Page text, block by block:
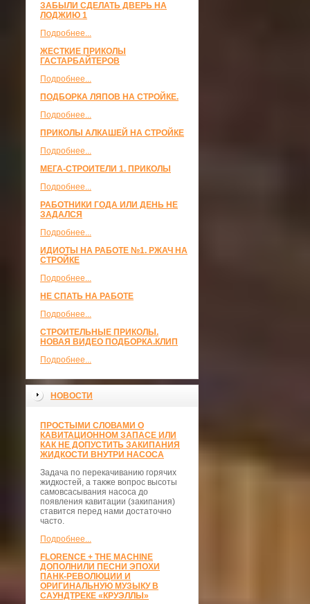
ЗАБЫЛИ СДЕЛАТЬ ДВЕРЬ НА
ЛОДЖИЮ 1
Подробнее...
ЖЕСТКИЕ ПРИКОЛЫ
ГАСТАРБАЙТЕРОВ
Подробнее...
ПОДБОРКА ЛЯПОВ НА СТРОЙКЕ.
Подробнее...
ПРИКОЛЫ АЛКАШЕЙ НА СТРОЙКЕ
Подробнее...
МЕГА-СТРОИТЕЛИ 1. ПРИКОЛЫ
Подробнее...
РАБОТНИКИ ГОДА ИЛИ ДЕНЬ НЕ
ЗАДАЛСЯ
Подробнее...
ИДИОТЫ НА РАБОТЕ №1. РЖАЧ НА
СТРОЙКЕ
Подробнее...
НЕ СПАТЬ НА РАБОТЕ
Подробнее...
СТРОИТЕЛЬНЫЕ ПРИКОЛЫ.
НОВАЯ ВИДЕО ПОДБОРКА.КЛИП
Подробнее...
НОВОСТИ
ПРОСТЫМИ СЛОВАМИ О
КАВИТАЦИОННОМ ЗАПАСЕ ИЛИ
КАК НЕ ДОПУСТИТЬ ЗАКИПАНИЯ
ЖИДКОСТИ ВНУТРИ НАСОСА
Задача по перекачиванию горячих
жидкостей, а также вопрос высоты
самовсасывания насоса до
появления кавитации (закипания)
ставится перед нами достаточно
часто.
Подробнее...
FLORENCE + THE MACHINE
ДОПОЛНИЛИ ПЕСНИ ЭПОХИ
ПАНК-РЕВОЛЮЦИИ И
ОРИГИНАЛЬНУЮ МУЗЫКУ В
САУНДТРЕКЕ «КРУЭЛЛЫ»